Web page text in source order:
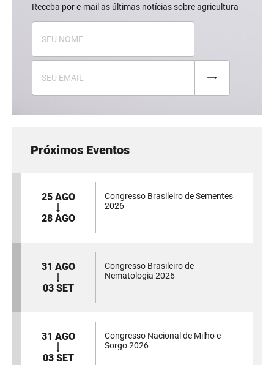
Receba por e-mail as últimas notícias sobre agricultura
Próximos Eventos
25 AGO
28 AGO
Congresso Brasileiro de Sementes
2026
31 AGO
03 SET
Congresso Brasileiro de
Nematologia 2026
31 AGO
03 SET
Congresso Nacional de Milho e
Sorgo 2026